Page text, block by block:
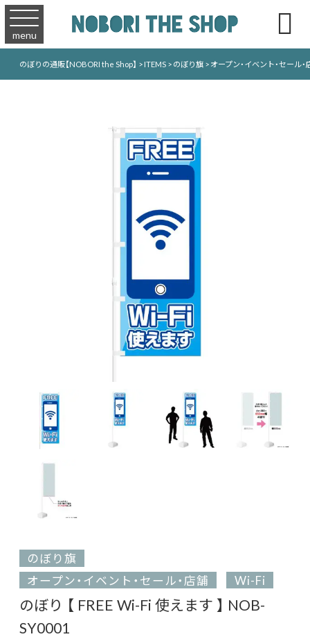
menu 
のぼりの通販【NOBORI the Shop】 >ITEMS>のぼり旗>オープン・イベント・セール・
のぼり旗
オープン・イベント・セール・店舗
Wi-Fi
のぼり 【 FREE Wi-Fi 使えます 】 NOB-
SY0001